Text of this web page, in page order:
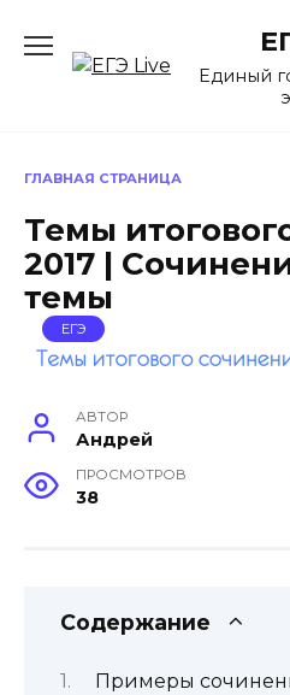
содержанию
Единый
ГЛАВНАЯ СТРАНИЦА
Темы
2017 |
темы
ЕГЭ
АВТОР
Андрей
ПРОСМОТРОВ
38
Содержание
Примеры